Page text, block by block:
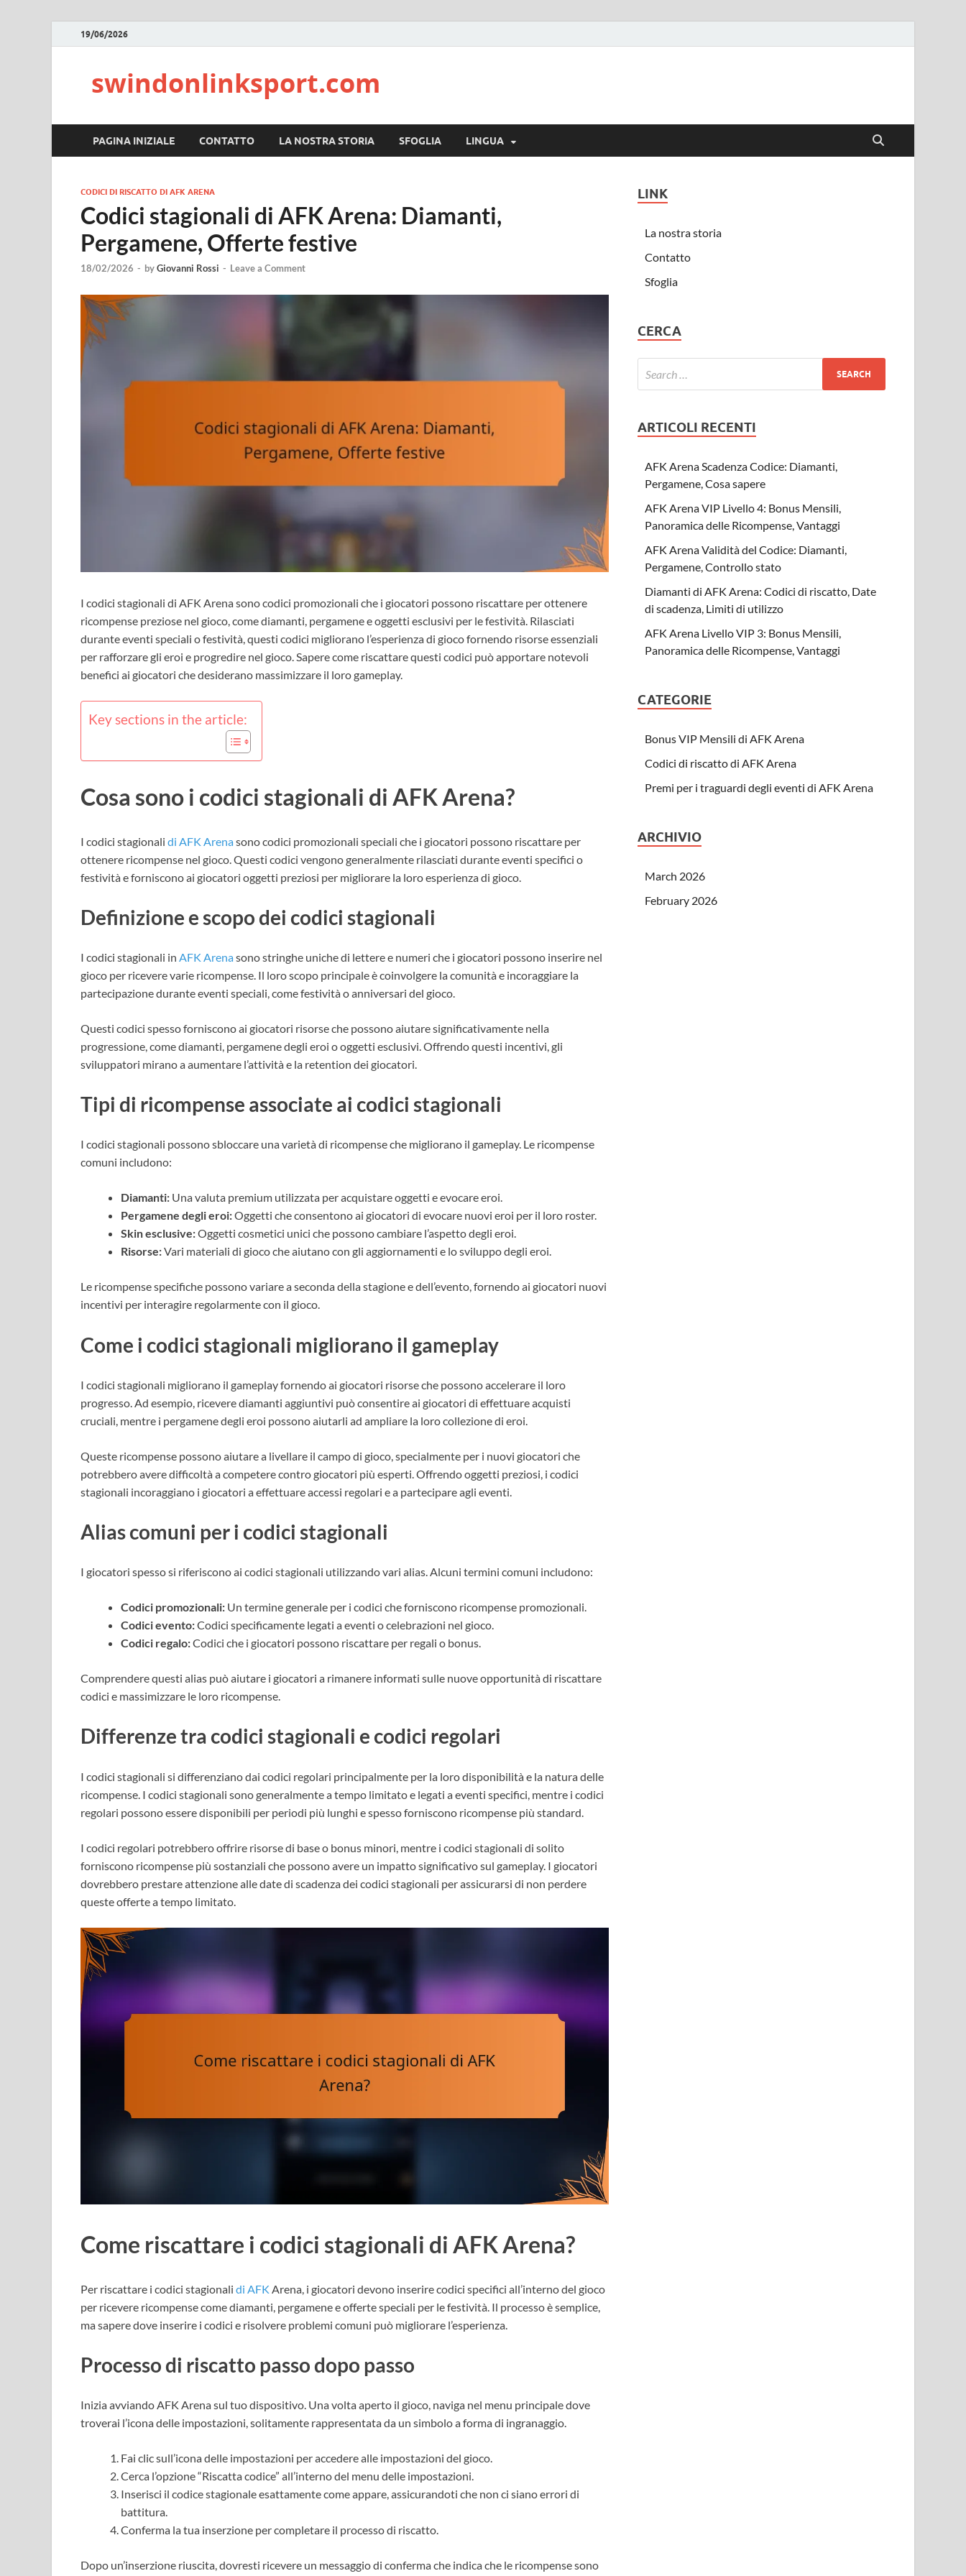
19/06/2026
swindonlinksport.com
PAGINA INIZIALE CONTATTO LA NOSTRA STORIA SFOGLIA LINGUA
CODICI DI RISCATTO DI AFK ARENA
Codici stagionali di AFK Arena: Diamanti,
Pergamene, Offerte festive
18/02/2026 - byGiovanni Rossi - Leave a Comment
I codici stagionali di AFK Arena sono codici promozionali che i giocatori possono riscattare per ottenere
ricompense preziose nel gioco, come diamanti, pergamene e oggetti esclusivi per le festività. Rilasciati
durante eventi speciali o festività, questi codici migliorano l’esperienza di gioco fornendo risorse essenziali
per rafforzare gli eroi e progredire nel gioco. Sapere come riscattare questi codici può apportare notevoli
benefici ai giocatori che desiderano massimizzare il loro gameplay.
Key sections in the article:
Cosa sono i codici stagionali di AFK Arena?
I codici stagionali di AFK Arenasono codici promozionali speciali che i giocatori possono riscattare per
ottenere ricompense nel gioco. Questi codici vengono generalmente rilasciati durante eventi specifici o
festività e forniscono ai giocatori oggetti preziosi per migliorare la loro esperienza di gioco.
Definizione e scopo dei codici stagionali
I codici stagionali in AFK Arenasono stringhe uniche di lettere e numeri che i giocatori possono inserire nel
gioco per ricevere varie ricompense. Il loro scopo principale è coinvolgere la comunità e incoraggiare la
partecipazione durante eventi speciali, come festività o anniversari del gioco.
Questi codici spesso forniscono ai giocatori risorse che possono aiutare significativamente nella
progressione, come diamanti, pergamene degli eroi o oggetti esclusivi. Offrendo questi incentivi, gli
sviluppatori mirano a aumentare l’attività e la retention dei giocatori.
Tipi di ricompense associate ai codici stagionali
I codici stagionali possono sbloccare una varietà di ricompense che migliorano il gameplay. Le ricompense
comuni includono:
Diamanti: Una valuta premium utilizzata per acquistare oggetti e evocare eroi.
Pergamene degli eroi:Oggetti che consentono ai giocatori di evocare nuovi eroi per il loro roster.
Skin esclusive:Oggetti cosmetici unici che possono cambiare l’aspetto degli eroi.
Risorse:Vari materiali di gioco che aiutano con gli aggiornamenti e lo sviluppo degli eroi.
Le ricompense specifiche possono variare a seconda della stagione e dell’evento, fornendo ai giocatori nuovi
incentivi per interagire regolarmente con il gioco.
Come i codici stagionali migliorano il gameplay
I codici stagionali migliorano il gameplay fornendo ai giocatori risorse che possono accelerare il loro
progresso. Ad esempio, ricevere diamanti aggiuntivi può consentire ai giocatori di effettuare acquisti
cruciali, mentre i pergamene degli eroi possono aiutarli ad ampliare la loro collezione di eroi.
Queste ricompense possono aiutare a livellare il campo di gioco, specialmente per i nuovi giocatori che
potrebbero avere difficoltà a competere contro giocatori più esperti. Offrendo oggetti preziosi, i codici
stagionali incoraggiano i giocatori a effettuare accessi regolari e a partecipare agli eventi.
Alias comuni per i codici stagionali
I giocatori spesso si riferiscono ai codici stagionali utilizzando vari alias. Alcuni termini comuni includono:
Codici promozionali: Un termine generale per i codici che forniscono ricompense promozionali.
Codici evento:Codici specificamente legati a eventi o celebrazioni nel gioco.
Codici regalo:Codici che i giocatori possono riscattare per regali o bonus.
Comprendere questi alias può aiutare i giocatori a rimanere informati sulle nuove opportunità di riscattare
codici e massimizzare le loro ricompense.
Differenze tra codici stagionali e codici regolari
I codici stagionali si differenziano dai codici regolari principalmente per la loro disponibilità e la natura delle
ricompense. I codici stagionali sono generalmente a tempo limitato e legati a eventi specifici, mentre i codici
regolari possono essere disponibili per periodi più lunghi e spesso forniscono ricompense più standard.
I codici regolari potrebbero offrire risorse di base o bonus minori, mentre i codici stagionali di solito
forniscono ricompense più sostanziali che possono avere un impatto significativo sul gameplay. I giocatori
dovrebbero prestare attenzione alle date di scadenza dei codici stagionali per assicurarsi di non perdere
queste offerte a tempo limitato.
Come riscattare i codici stagionali di AFK Arena?
Per riscattare i codici stagionali di AFK Arena, i giocatori devono inserire codici specifici all’interno del gioco
per ricevere ricompense come diamanti, pergamene e offerte speciali per le festività. Il processo è semplice,
ma sapere dove inserire i codici e risolvere problemi comuni può migliorare l’esperienza.
Processo di riscatto passo dopo passo
Inizia avviando AFK Arena sul tuo dispositivo. Una volta aperto il gioco, naviga nel menu principale dove
troverai l’icona delle impostazioni, solitamente rappresentata da un simbolo a forma di ingranaggio.
Fai clic sull’icona delle impostazioni per accedere alle impostazioni del gioco.
Cerca l’opzione “Riscatta codice” all’interno del menu delle impostazioni.
Inserisci il codice stagionale esattamente come appare, assicurandoti che non ci siano errori di
battitura.
Conferma la tua inserzione per completare il processo di riscatto.
Dopo un’inserzione riuscita, dovresti ricevere un messaggio di conferma che indica che le ricompense sono
LINK
La nostra storia
Contatto
Sfoglia
CERCA
ARTICOLI RECENTI
AFK Arena Scadenza Codice: Diamanti,
Pergamene, Cosa sapere
AFK Arena VIP Livello 4: Bonus Mensili,
Panoramica delle Ricompense, Vantaggi
AFK Arena Validità del Codice: Diamanti,
Pergamene, Controllo stato
Diamanti di AFK Arena: Codici di riscatto, Date
di scadenza, Limiti di utilizzo
AFK Arena Livello VIP 3: Bonus Mensili,
Panoramica delle Ricompense, Vantaggi
CATEGORIE
Bonus VIP Mensili di AFK Arena
Codici di riscatto di AFK Arena
Premi per i traguardi degli eventi di AFK Arena
ARCHIVIO
March 2026
February 2026